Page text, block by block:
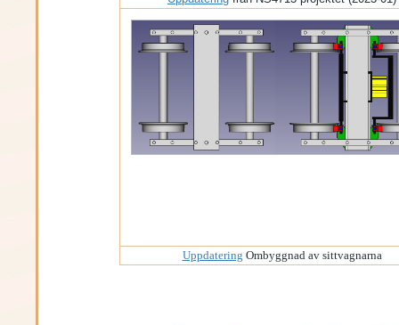
Uppdatering Ombyggnad av sittvagnarna